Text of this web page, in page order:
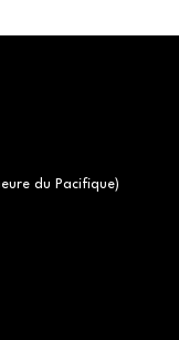
du Pacifique)